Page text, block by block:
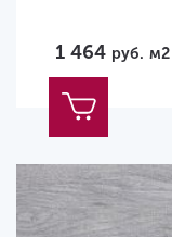
1 464 руб. м2